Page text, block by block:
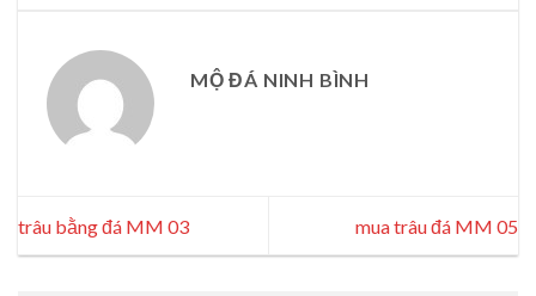
MỘ ĐÁ NINH BÌNH
trâu bằng đá MM 03 mua trâu đá MM 05